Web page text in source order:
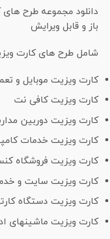
دانلود مجموعه طرح های
باز و قابل ویرایش
شامل طرح های کارت
کارت ویزیت موبایل و
کارت ویزیت کافی نت
کارت ویزیت دوربین
کارت ویزیت خدمات
کارت ویزیت فروشگاه
کارت ویزیت سایت و
کارت ویزیت دستگاه
کارت ویزیت ماشینهای